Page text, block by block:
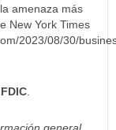
amenaza más
New York Times
2023/08/30/
general